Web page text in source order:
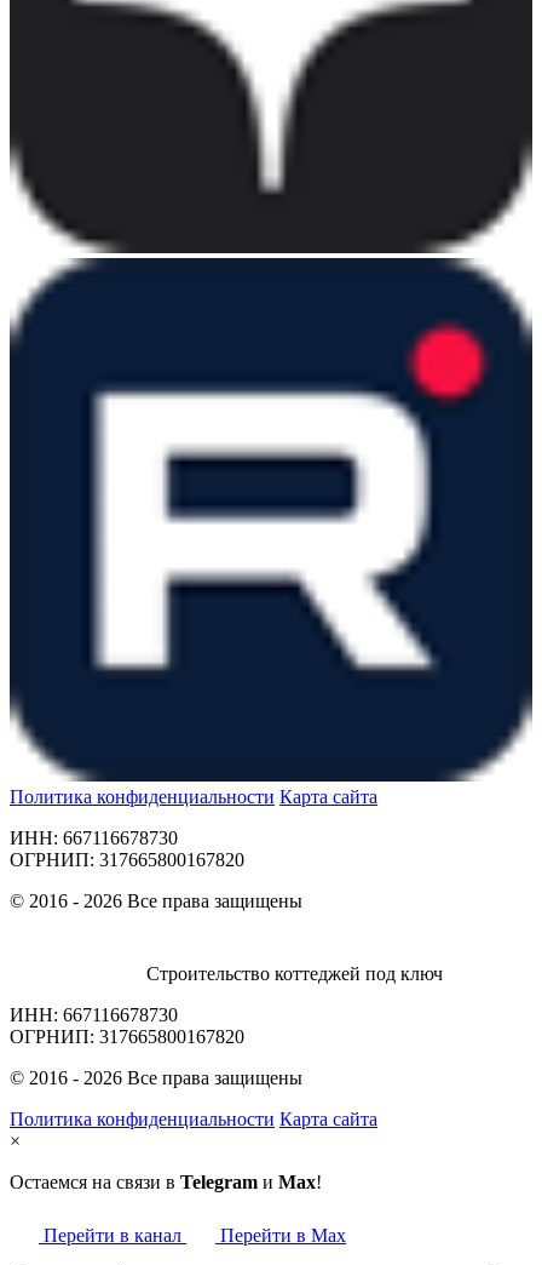
Политика конфиденциальности Карта сайта
ИНН: 667116678730
ОГРНИП: 317665800167820
© 2016 - 2026 Все права защищены
Строительство коттеджей под ключ
ИНН: 667116678730
ОГРНИП: 317665800167820
© 2016 - 2026 Все права защищены
Политика конфиденциальности Карта сайта
×
Остаемся на связи в Telegram и Max!
Перейти в канал
Перейти в Max